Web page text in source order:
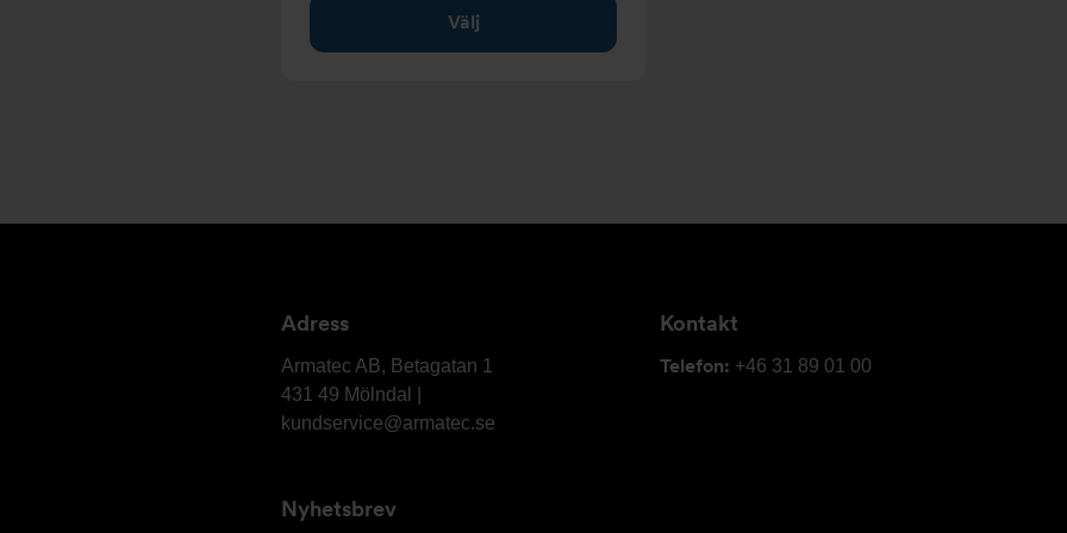
Välj
Adress
Armatec
Armatec AB, Betagatan 1
431 49 Mölndal |
kundservice@armatec.se
Kontakt
Telefon: +46 31 89 01 00
Nyhetsbrev